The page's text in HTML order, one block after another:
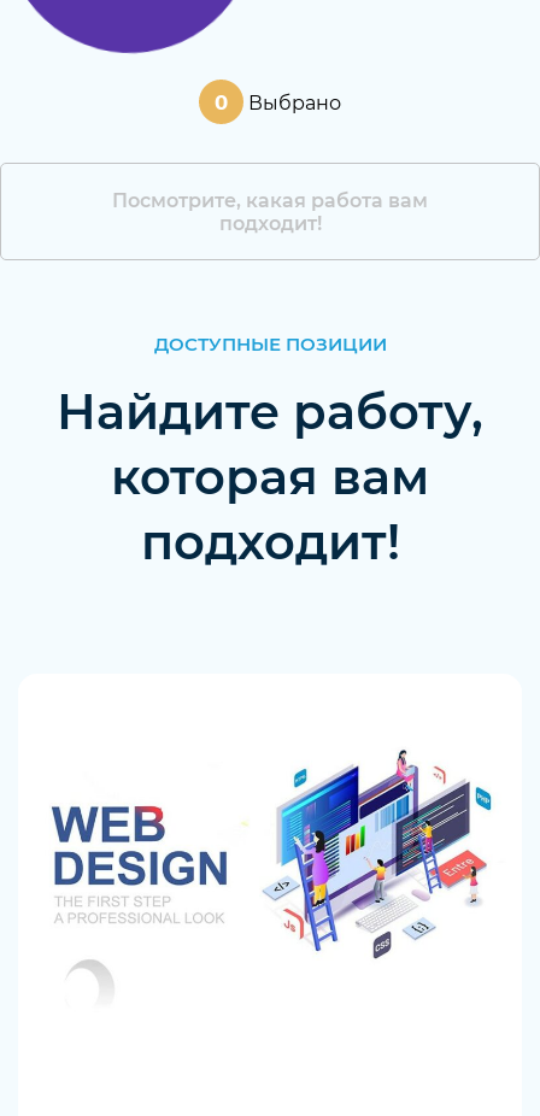
0 Выбрано
Посмотрите, какая работа вам
подходит!
ДОСТУПНЫЕ ПОЗИЦИИ
Найдите работу,
которая вам
подходит!